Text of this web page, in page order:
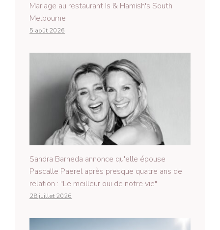
Mariage au restaurant Is & Hamish's South
Melbourne
5 août 2026
Sandra Barneda annonce qu'elle épouse
Pascalle Paerel après presque quatre ans de
relation : "Le meilleur oui de notre vie"
28 juillet 2026